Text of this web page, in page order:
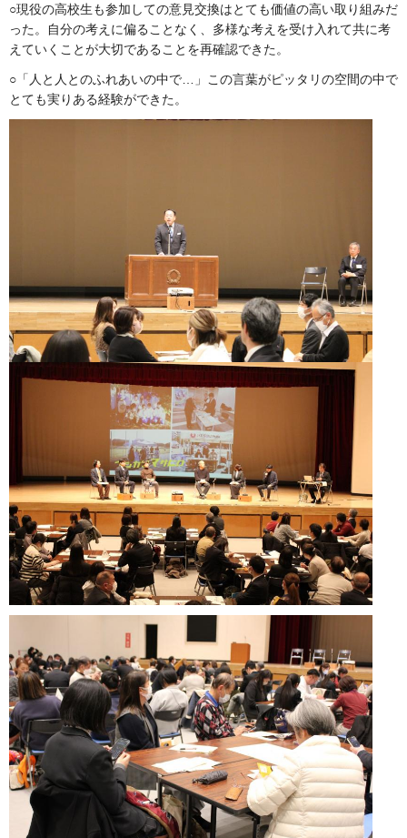
○現役の高校生も参加しての意見交換はとても価値の高い取り組みだ
った。自分の考えに偏ることなく、多様な考えを受け入れて共に考
えていくことが大切であることを再確認できた。
○「人と人とのふれあいの中で…」この言葉がピッタリの空間の中で
とても実りある経験ができた。